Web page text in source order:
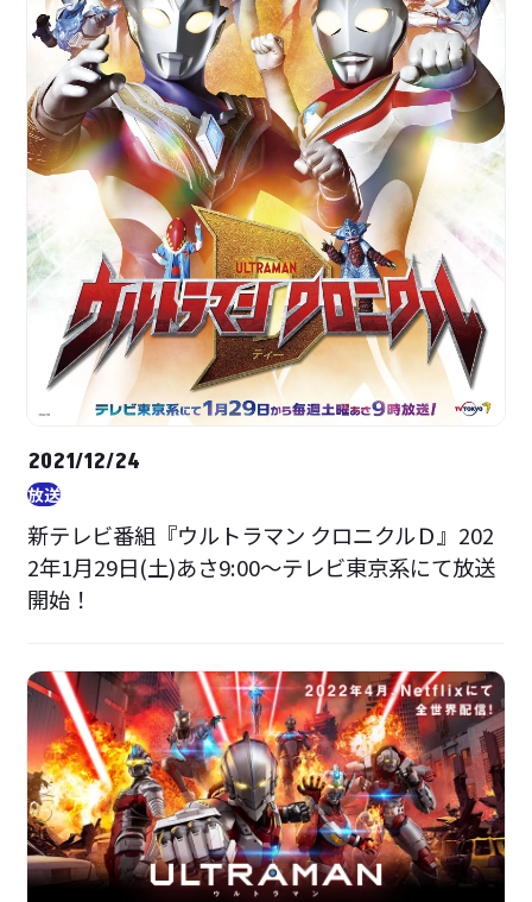
2021/12/24
放送
新テレビ番組『ウルトラマン クロニクルＤ』202
2年1月29日(土)あさ9:00～テレビ東京系にて放送
開始！